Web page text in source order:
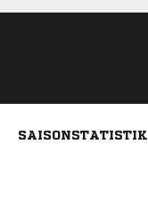
SAISONSTATISTIK